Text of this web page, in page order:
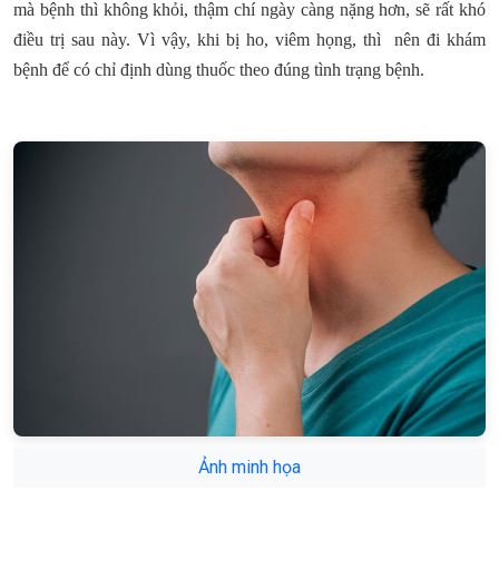
mà bệnh thì không khỏi, thậm chí ngày càng nặng hơn, sẽ rất khó
điều trị sau này. Vì vậy, khi bị ho, viêm họng, thì nên đi khám
bệnh để có chỉ định dùng thuốc theo đúng tình trạng bệnh.
Ảnh minh họa